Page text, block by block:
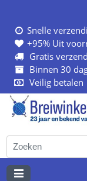
Snelle
+95% Uit
Gratis
Binnen 30
Veilig betalen